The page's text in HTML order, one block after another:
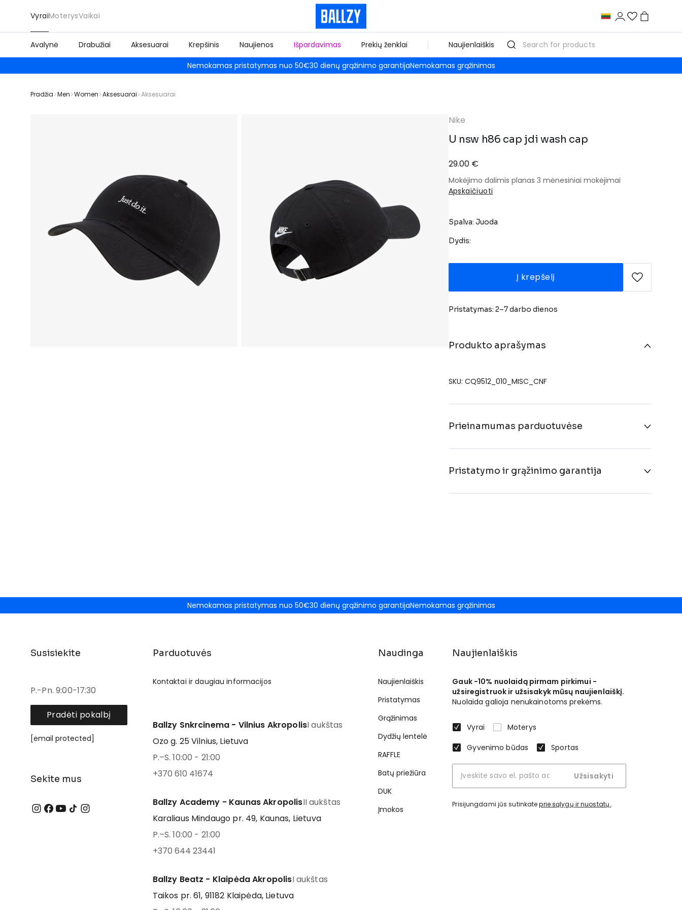
VyraiMoterysVaikai
Avalynė Drabužiai Aksesuarai Krepšinis Naujienos Išpardavimas Prekių ženklai Naujienlaiškis
Nemokamas pristatymas nuo 50€30 dienų grąžinimo garantijaNemokamas grąžinimas
Pradžia Men Women Aksesuarai Aksesuarai
Nike
U nsw h86 cap jdi wash cap
29.00 €
Mokėjimo dalimis planas 3 mėnesiniai mokėjimai
Apskaičiuoti
Spalva: Juoda
Dydis:
Į krepšelį
Pristatymas: 2–7 darbo dienos
Produkto aprašymas
SKU: CQ9512_010_MISC_CNF
Prieinamumas parduotuvėse
Pristatymo ir grąžinimo garantija
Nemokamas pristatymas nuo 50€30 dienų grąžinimo garantijaNemokamas grąžinimas
Susisiekite
P.-Pn. 9:00-17:30
Pradėti pokalbį
[email protected]
Sekite mus
Parduotuvės
Kontaktai ir daugiau informacijos
Ballzy Snkrcinema - Vilnius AkropolisI aukštas
Ozo g. 25 Vilnius, Lietuva
P.–S. 10:00 - 21:00
+370 610 41674
Ballzy Academy - Kaunas AkropolisII aukštas
Karaliaus Mindaugo pr. 49, Kaunas, Lietuva
P.–S. 10:00 - 21:00
+370 644 23441
Ballzy Beatz - Klaipėda AkropolisI aukštas
Taikos pr. 61, 91182 Klaipėda, Lietuva
Naudinga
Naujienlaiškis
Pristatymas
Grąžinimas
Dydžių lentelė
RAFFLE
Batų priežiūra
DUK
Įmokos
Naujienlaiškis
Gauk -10% nuolaidą pirmam pirkimui -
užsiregistruok ir užsisakyk mūsų naujienlaiškį.
Nuolaida galioja nenukainotoms prekėms.
Vyrai
Moterys
Gyvenimo būdas
Sportas
Užsisakyti
Prisijungdami jūs sutinkateprie sąlygų ir nuostatų..